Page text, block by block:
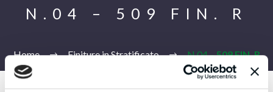
N.04 – 509 FIN. R
Home Finiture in Stratificato N.04 –509 FIN. R